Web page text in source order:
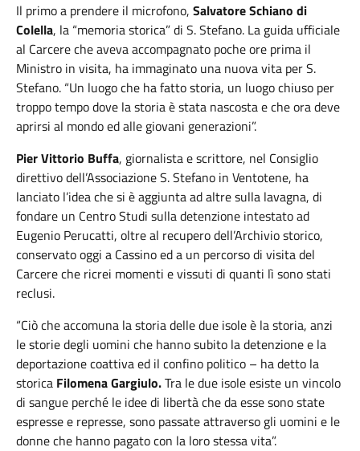
Il primo a prendere il microfono, Salvatore Schiano di
Colella, la “memoria storica” di S. Stefano. La guida ufficiale
al Carcere che aveva accompagnato poche ore prima il
Ministro in visita, ha immaginato una nuova vita per S.
Stefano. “Un luogo che ha fatto storia, un luogo chiuso per
troppo tempo dove la storia è stata nascosta e che ora deve
aprirsi al mondo ed alle giovani generazioni”.
Pier Vittorio Buffa, giornalista e scrittore, nel Consiglio
direttivo dell’Associazione S. Stefano in Ventotene, ha
lanciato l’idea che si è aggiunta ad altre sulla lavagna, di
fondare un Centro Studi sulla detenzione intestato ad
Eugenio Perucatti, oltre al recupero dell’Archivio storico,
conservato oggi a Cassino ed a un percorso di visita del
Carcere che ricrei momenti e vissuti di quanti lì sono stati
reclusi.
“Ciò che accomuna la storia delle due isole è la storia, anzi
le storie degli uomini che hanno subito la detenzione e la
deportazione coattiva ed il confino politico – ha detto la
storica Filomena Gargiulo.Tra le due isole esiste un vincolo
di sangue perché le idee di libertà che da esse sono state
espresse e represse, sono passate attraverso gli uomini e le
donne che hanno pagato con la loro stessa vita”.